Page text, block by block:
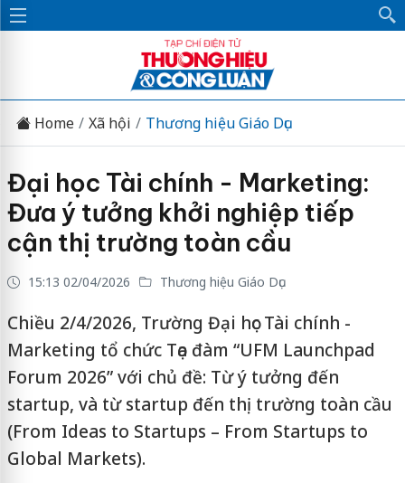
Home Xã hội Thương hiệu Giáo Dục
Đại học Tài chính - Marketing:
Đưa ý tưởng khởi nghiệp tiếp
cận thị trường toàn cầu
15:13 02/04/2026 Thương hiệu Giáo Dục
Chiều 2/4/2026, Trường Đại học Tài chính -
Marketing tổ chức Tọa đàm “UFM Launchpad
Forum 2026” với chủ đề: Từ ý tưởng đến
startup, và từ startup đến thị trường toàn cầu
(From Ideas to Startups – From Startups to
Global Markets).